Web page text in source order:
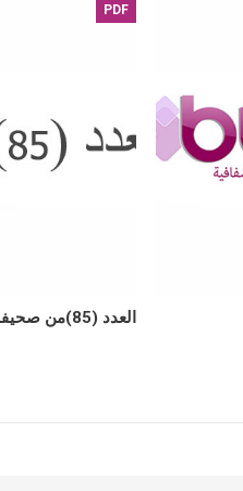
PDF
العدد (85)من صحيفة Buyer